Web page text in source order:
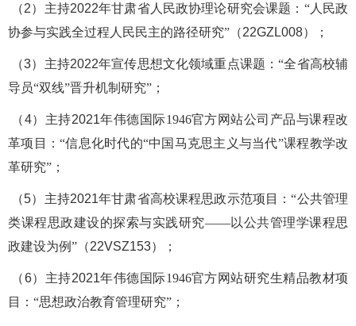
（2）主持2022年甘肃省人民政协理论研究会课题 ： “人民政
协参与实践全过程人民民主的路径研究” （22GZL008）；
（3）主持2022年宣传思想文化领域重点课题 ：“全省高校辅
导员“双线”晋升机制研究” ；
（4）主持2021年伟德国际1946官方网站公司产品与课程改
革项目
：“信息化时代的“中国马克思主义与当代”课程教学改
革研究” ；
（5）主持2021年甘肃省高校课程思政示范项目 ：“公共管理
类课程思政建设的探索与实践研究——以公共管理学课程思
政建设为例” （22VSZ153）；
（6）主持2021年伟德国际1946官方网站研究生精品教材项
目
： “思想政治教育管理研究” ；